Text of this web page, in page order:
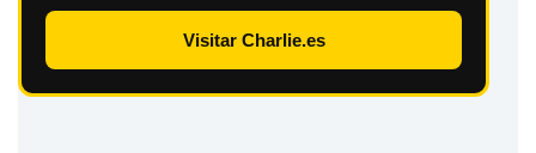
Visitar Charlie.es